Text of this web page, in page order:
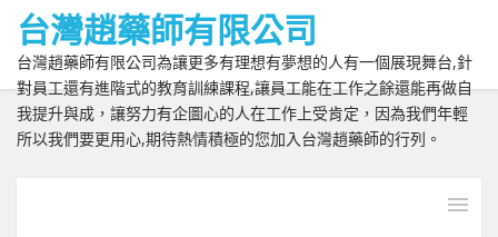
台灣趙藥師有限公司
台灣趙藥師有限公司為讓更多有理想有夢想的人有一個展現舞台,針
對員工還有進階式的教育訓練課程,讓員工能在工作之餘還能再做自
我提升與成，讓努力有企圖心的人在工作上受肯定，因為我們年輕
所以我們要更用心,期待熱情積極的您加入台灣趙藥師的行列。